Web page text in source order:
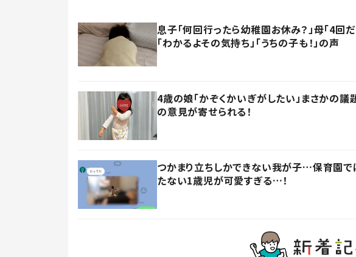
息子「何回行ったら幼稚園お休み？」母「4
「わかるよその気持ち」「うちの子も！」の声
4歳の娘「かぞくかいぎがしたい」まさかの
の意見が寄せられる！
つかまり立ちしかできない我が子…保育園で
たない1歳児が可愛すぎる…！